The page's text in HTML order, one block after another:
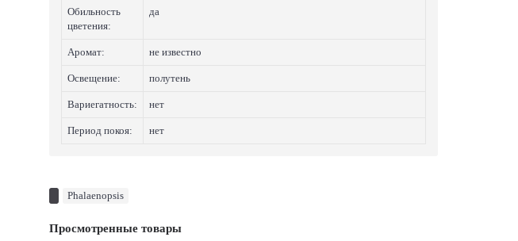
Обильность
цветения:
да
Аромат: не известно
Освещение: полутень
Вариегатность: нет
Период покоя: нет
Phalaenopsis
Просмотренные товары